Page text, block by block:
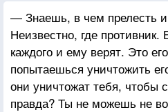
истину. Если бы у вас
сначала, вы бы непременно
«Почему?»
— Знаешь, в чем прелесть
Неизвестно, где
каждого и ему верят. Это
попытаешься уничтожить
они уничтожат тебя, чтобы
правда? Ты не можешь не